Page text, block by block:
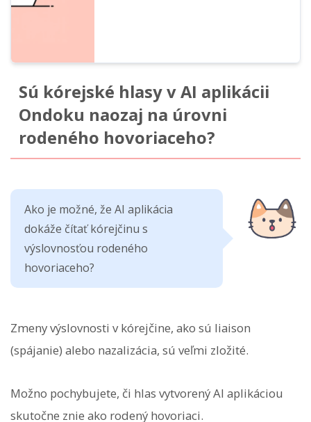
Sú kórejské hlasy v AI aplikácii
Ondoku naozaj na úrovni
rodeného hovoriaceho?
Ako je možné, že AI aplikácia
dokáže čítať kórejčinu s
výslovnosťou rodeného
hovoriaceho?
Zmeny výslovnosti v kórejčine, ako sú liaison
(spájanie) alebo nazalizácia, sú veľmi zložité.
Možno pochybujete, či hlas vytvorený AI aplikáciou
skutočne znie ako rodený hovoriaci.